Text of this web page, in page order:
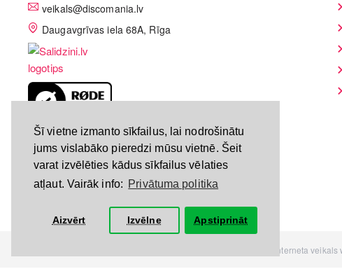
Šī vietne izmanto sīkfailus, lai nodrošinātu
jums vislabāko pieredzi mūsu vietnē. Šeit
varat izvēlēties kādus sīkfailus vēlaties
atļaut. Vairāk info: Privātuma politika
Aizvērt Izvēlne Apstiprināt
veikals@discomania.lv
Daugavgrīvas iela 68A, Rīga
LV-A58C07DF
Visas tiesības rezervētas. Interneta